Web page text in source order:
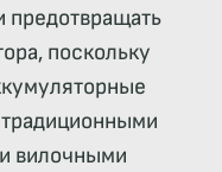
предотвращать
поскольку
вилочными